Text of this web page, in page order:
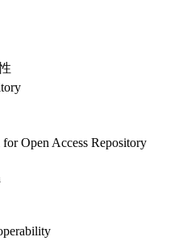
Open Access Repository